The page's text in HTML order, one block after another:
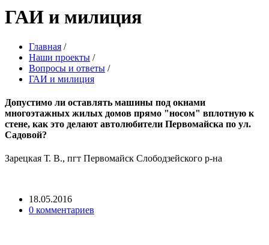
ГАИ и милиция
Главная /
Наши проекты /
Вопросы и ответы /
ГАИ и милиция
Допустимо ли оставлять машины под окнами
многоэтажных жилых домов прямо "носом" вплотную к
стене, как это делают автолюбители Первомайска по ул.
Садовой?
Зарецкая Т. В., пгт Первомайск Слободзейского р-на
18.05.2016
0 комментариев